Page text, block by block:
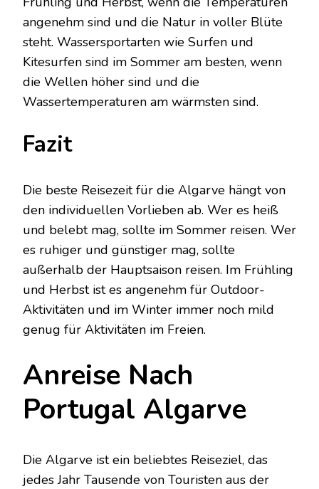
angenehm sind und die Natur in voller Blüte
steht. Wassersportarten wie Surfen und
Kitesurfen sind im Sommer am besten, wenn
die Wellen höher sind und die
Wassertemperaturen am wärmsten sind.
Fazit
Die beste Reisezeit für die Algarve hängt von
den individuellen Vorlieben ab. Wer es heiß
und belebt mag, sollte im Sommer reisen. Wer
es ruhiger und günstiger mag, sollte
außerhalb der Hauptsaison reisen. Im Frühling
und Herbst ist es angenehm für Outdoor-
Aktivitäten und im Winter immer noch mild
genug für Aktivitäten im Freien.
Anreise Nach
Portugal Algarve
Die Algarve ist ein beliebtes Reiseziel, das
jedes Jahr Tausende von Touristen aus der